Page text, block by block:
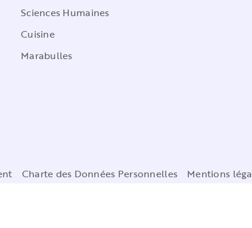
Sciences Humaines
Cuisine
Marabulles
Charte des Données Personnelles Mentions